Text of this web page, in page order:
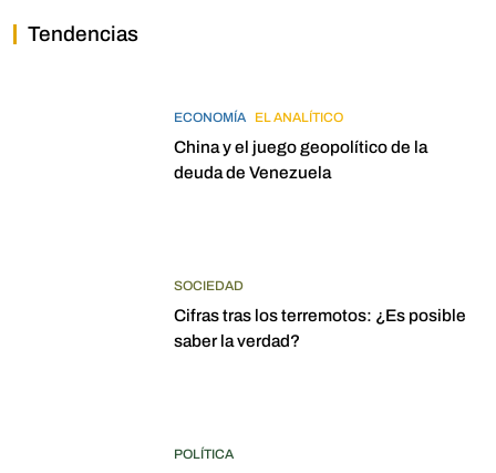
Tendencias
ECONOMÍA EL ANALÍTICO
China y el juego geopolítico de la
deuda de Venezuela
SOCIEDAD
Cifras tras los terremotos: ¿Es posible
saber la verdad?
POLÍTICA